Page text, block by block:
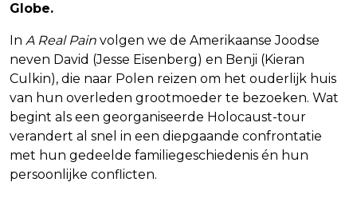
Globe.
In A Real Pain volgen we de Amerikaanse Joodse
neven David (Jesse Eisenberg) en Benji (Kieran
Culkin), die naar Polen reizen om het ouderlijk huis
van hun overleden grootmoeder te bezoeken. Wat
begint als een georganiseerde Holocaust-tour
verandert al snel in een diepgaande confrontatie
met hun gedeelde familiegeschiedenis én hun
persoonlijke conflicten.